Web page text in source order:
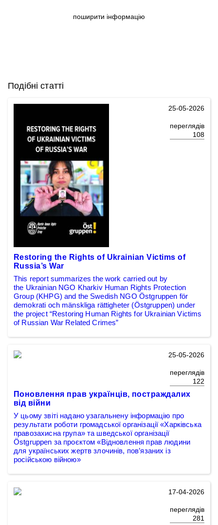
поширити інформацію
Подібні статті
25-05-2026
переглядів
108
Restoring the Rights of Ukrainian Victims of
Russia’s War
This report summarizes the work carried out by
the Ukrainian NGO Kharkiv Human Rights Protection
Group (KHPG) and the Swedish NGO Östgruppen för
demokrati och mänskliga rättigheter (Östgruppen) under
the project “Restoring Human Rights for Ukrainian Victims
of Russian War Related Crimes”
25-05-2026
переглядів
122
Поновлення прав українців, постраждалих
від війни
У цьому звіті надано узагальнену інформацію про
результати роботи громадської організації «Харківська
правозахисна група» та шведської організації
Östgruppen за проєктом «Відновлення прав людини
для українських жертв злочинів, пов’язаних із
російською війною»
17-04-2026
переглядів
281